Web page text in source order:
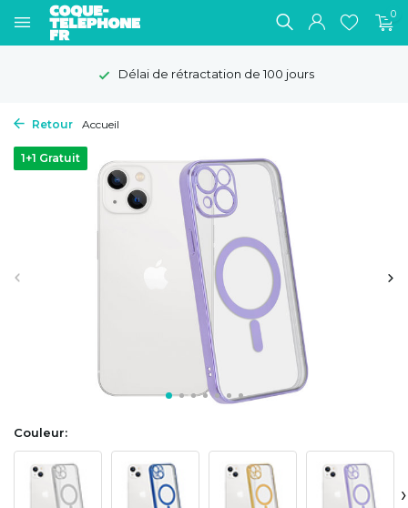
0
Délai de rétractation de 100 jours
Retour Accueil
1+1 Gratuit
Couleur:
›